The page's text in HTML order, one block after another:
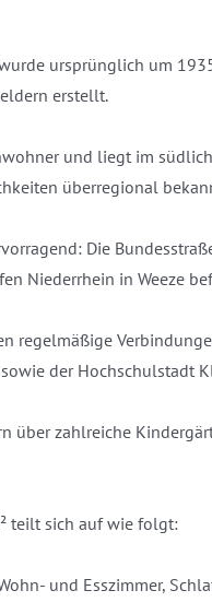
ursprünglich um
erstellt.
und liegt im
überregional
Die
Niederrhein in Weeze
regelmäßige
der Hochschulstadt
über zahlreiche
teilt sich auf wie folgt:
und Esszimmer,